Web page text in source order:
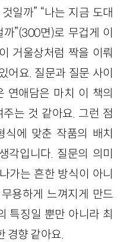
일까” “나는 지금 도대
”(300면)로 무겁게 이
거울상처럼 짝을 이뤄
어요. 질문과 질문 사이
연애담은 마치 이 책의
는 것 같아요. 그런 점
식에 맞춘 작품의 배치
각입니다. 질문의 의미
가는 흔한 방식이 아니
용하게 느껴지게 만드
특징일 뿐만 아니라 최
경향 같아요.